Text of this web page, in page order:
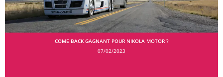
COME BACK GAGNANT POUR NIKOLA MOTOR ?
07/02/2023